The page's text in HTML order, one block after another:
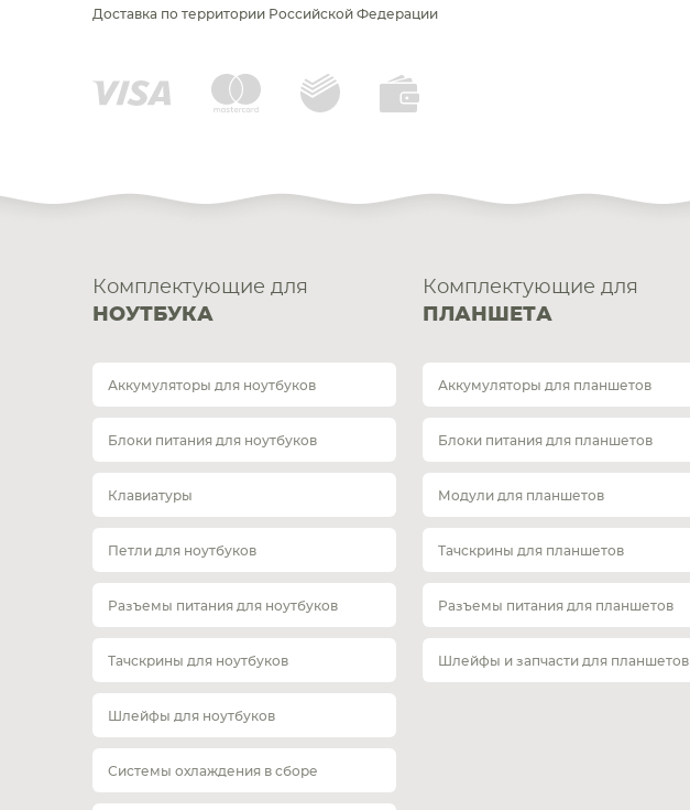
Доставка по территории Российской Федерации
Комплектующие для
НОУТБУКА
Аккумуляторы для ноутбуков
Блоки питания для ноутбуков
Клавиатуры
Петли для ноутбуков
Разъемы питания для ноутбуков
Тачскрины для ноутбуков
Шлейфы для ноутбуков
Системы охлаждения в сборе
Комплектующие для
ПЛАНШЕТА
Аккумуляторы для планшетов
Блоки питания для планшетов
Модули для планшетов
Тачскрины для планшетов
Разъемы питания для планшетов
Шлейфы и запчасти для планшетов